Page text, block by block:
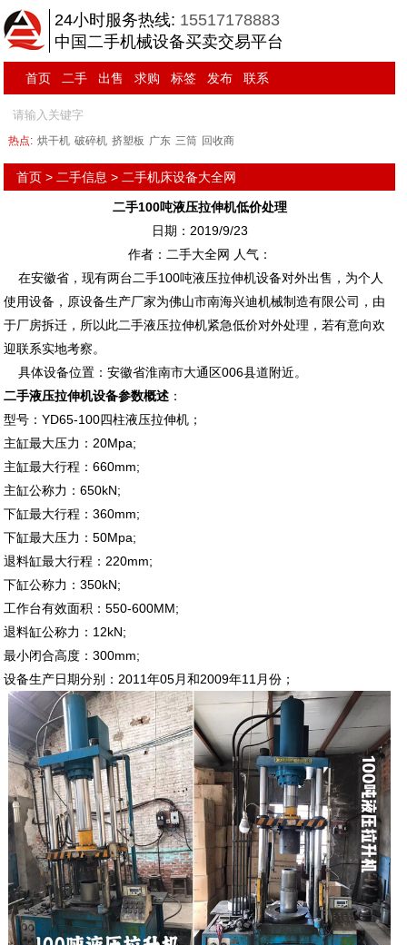
24小时服务热线: 15517178883
中国二手机械设备买卖交易平台
首页 二手 出售 求购 标签 发布 联系
热点: 烘干机 破碎机 挤塑板 广东 三筒 回收商
首页 > 二手信息 > 二手机床设备大全网
二手100吨液压拉伸机低价处理
日期：2019/9/23
作者：二手大全网 人气：
在安徽省，现有两台二手100吨液压拉伸机设备对外出售，为个人
使用设备，原设备生产厂家为佛山市南海兴迪机械制造有限公司，由
于厂房拆迁，所以此二手液压拉伸机紧急低价对外处理，若有意向欢
迎联系实地考察。
具体设备位置：安徽省淮南市大通区006县道附近。
二手液压拉伸机设备参数概述 ：
型号：YD65-100四柱液压拉伸机；
主缸最大压力：20Mpa;
主缸最大行程：660mm;
主缸公称力：650kN;
下缸最大行程：360mm;
下缸最大压力：50Mpa;
退料缸最大行程：220mm;
下缸公称力：350kN;
工作台有效面积：550-600MM;
退料缸公称力：12kN;
最小闭合高度：300mm;
设备生产日期分别：2011年05月和2009年11月份；